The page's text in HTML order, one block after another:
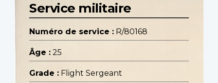
Service militaire
Numéro de service : R/80168
Âge : 25
Grade : Flight Sergeant